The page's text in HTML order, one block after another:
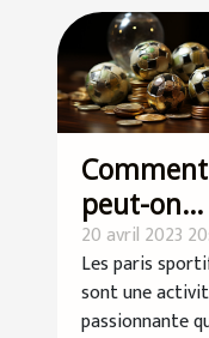
Comment
peut-on
générer
revenus
pariant
20 avril 2023
Les paris
sont une
passionnante